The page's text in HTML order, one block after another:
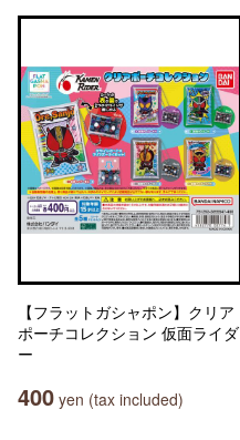
【フラットガシャポン】クリア
ポーチコレクション 仮面ライダ
ー
400 yen (tax included)